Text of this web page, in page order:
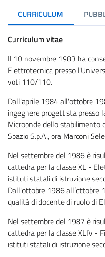
CURRICULUM
Curriculum vitae
Il 10 novembre 1983 ha
Elettrotecnica presso
voti 110/110.
Dall'aprile 1984 all'ottobre
ingegnere progettista presso
Microonde dello stabilimento
Spazio S.p.A., ora Marconi
Nel settembre del 1986 è
cattedra per la classe XL -
istituti statali di istruzione
Dall'ottobre 1986 all’ottobre
qualità di docente di ruolo di
Nel settembre del 1987 è
cattedra per la classe XLIV -
istituti statali di istruzione